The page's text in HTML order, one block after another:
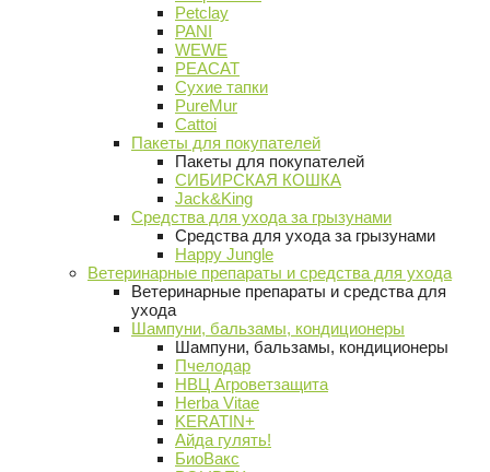
Petclay
PANI
WEWE
PEACAT
Сухие тапки
PureMur
Cattoi
Пакеты для покупателей
Пакеты для покупателей
СИБИРСКАЯ КОШКА
Jack&King
Средства для ухода за грызунами
Средства для ухода за грызунами
Happy Jungle
Ветеринарные препараты и средства для ухода
Ветеринарные препараты и средства для
ухода
Шампуни, бальзамы, кондиционеры
Шампуни, бальзамы, кондиционеры
Пчелодар
НВЦ Агроветзащита
Herba Vitae
KERATIN+
Айда гулять!
БиоВакс